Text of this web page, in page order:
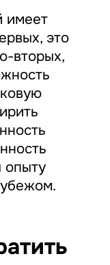
имеет
это
вторых,
опыту